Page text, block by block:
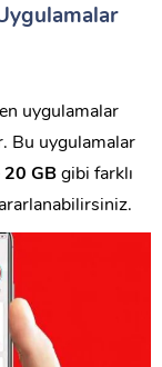
uygulamalar
Bu uygulamalar
20 GB gibi farklı